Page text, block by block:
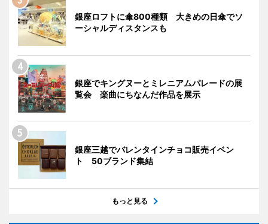
銀座ロフトに傘800種類 大きめの日傘でソ
ーシャルディスタンスも
銀座でキングヌーとミレニアムパレードの展
覧会 楽曲にちなんだ作品を展示
銀座三越でバレンタインチョコ販売イベン
ト 50ブランド集結
もっと見る